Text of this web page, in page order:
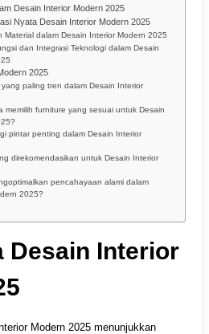
Desain Interior Modern 2025
Nyata Desain Interior Modern 2025
Material dalam Desain Interior Modern 2025
dan Integrasi Teknologi dalam Desain
2025
paling tren dalam Desain Interior
memilih furniture yang sesuai untuk Desain
pintar penting dalam Desain Interior
direkomendasikan untuk Desain Interior
pencahayaan alami dalam
2025?
Desain Interior
Modern 2025 menunjukkan